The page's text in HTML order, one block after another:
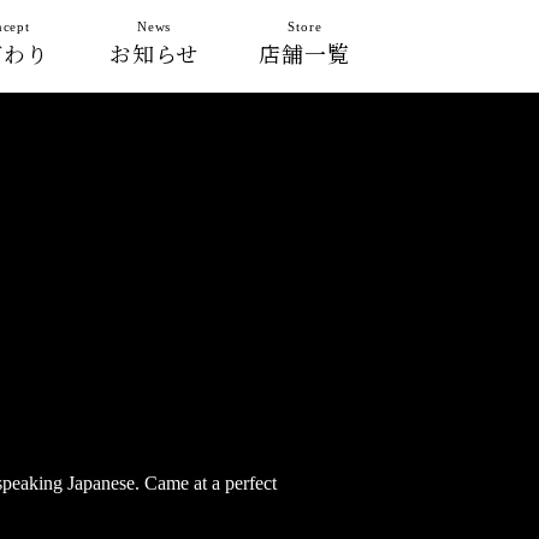
り お知らせ
News
店舗一覧
Store
Japanese. Came at a perfect